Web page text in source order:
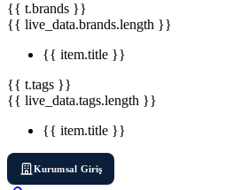
{{ t.brands }}
{{ live_data.brands.length }}
{{ item.title }}
{{ t.tags }}
{{ live_data.tags.length }}
{{ item.title }}
Kurumsal Giriş